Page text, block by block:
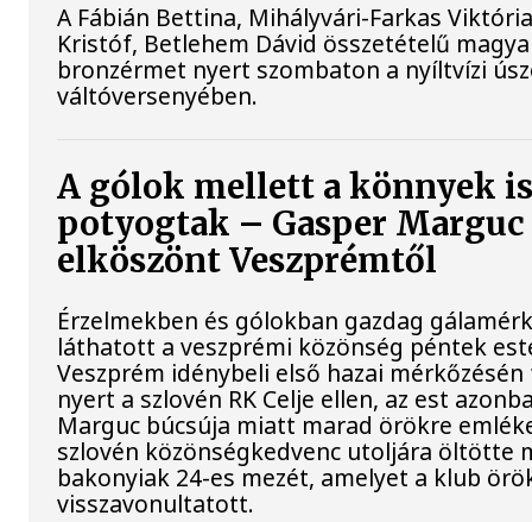
A Fábián Bettina, Mihályvári-Farkas
Kristóf, Betlehem Dávid összetételű
bronzérmet nyert szombaton a nyíltvízi
váltóversenyében.
A gólok mellett a könnyek
potyogtak – Gasper Marguc
elköszönt Veszprémtől
Érzelmekben és gólokban gazdag
láthatott a veszprémi közönség péntek
Veszprém idénybeli első hazai
nyert a szlovén RK Celje ellen, az est
Marguc búcsúja miatt marad örökre
szlovén közönségkedvenc utoljára öltötte
bakonyiak 24-es mezét, amelyet a klub
visszavonultatott.